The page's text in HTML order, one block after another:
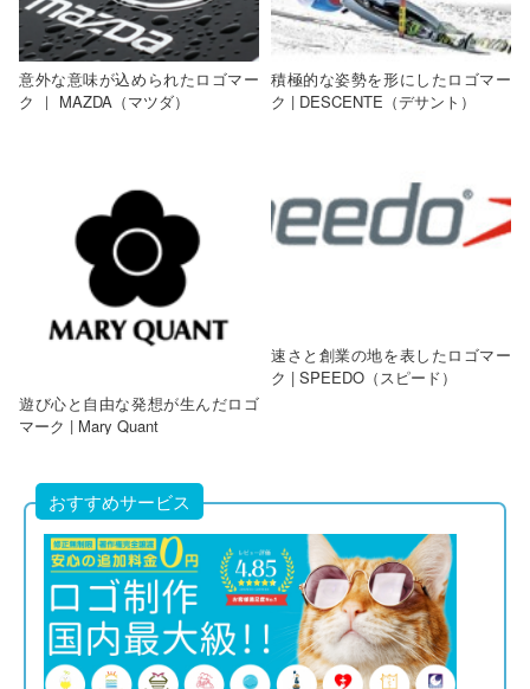
意外な意味が込められたロゴマー
ク ｜ MAZDA（マツダ）
積極的な姿勢を形にしたロゴマー
ク | DESCENTE（デサント）
遊び心と自由な発想が生んだロゴ
マーク | Mary Quant
速さと創業の地を表したロゴマー
ク | SPEEDO（スピード）
おすすめサービス